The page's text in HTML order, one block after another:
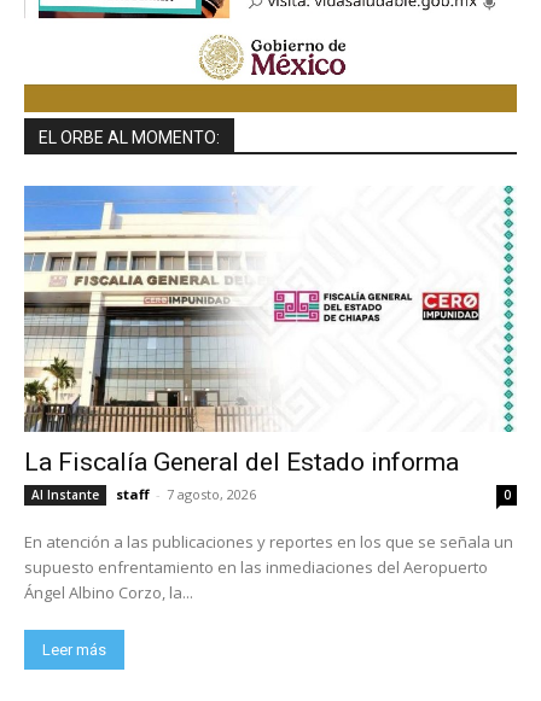
EL ORBE AL MOMENTO:
La Fiscalía General del Estado informa
Al Instante staff - 7 agosto, 2026 0
En atención a las publicaciones y reportes en los que se señala un
supuesto enfrentamiento en las inmediaciones del Aeropuerto
Ángel Albino Corzo, la...
Leer más